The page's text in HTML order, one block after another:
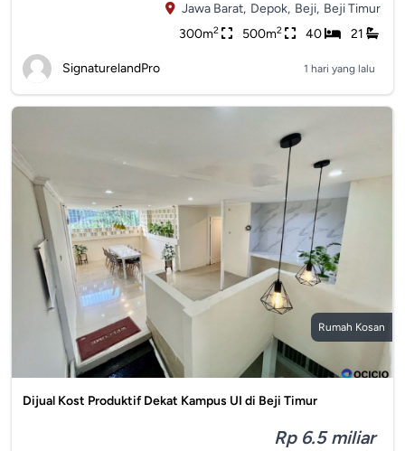
Jawa Barat, Depok, Beji, Beji Timur
300m2 500m2 40 21
SignaturelandPro 1 hari yang lalu
Rumah Kosan
Dijual Kost Produktif Dekat Kampus UI di Beji Timur
Rp 6.5 miliar